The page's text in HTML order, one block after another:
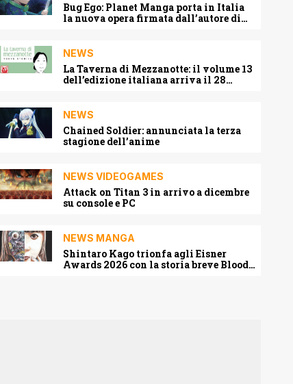
Bug Ego: Planet Manga porta in Italia
la nuova opera firmata dall’autore di
NEWS
La Taverna di Mezzanotte: il volume 13
dell’edizione italiana arriva il 28
NEWS
Chained Soldier: annunciata la terza
stagione dell’anime
NEWS VIDEOGAMES
Attack on Titan 3 in arrivo a dicembre
su console e PC
NEWS MANGA
Shintaro Kago trionfa agli Eisner
Awards 2026 con la storia breve Blood